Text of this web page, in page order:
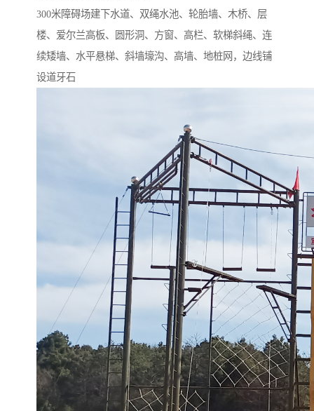
300米障碍场建下水道、双绳水池、轮胎墙、木桥、层
楼、爱尔兰高板、圆形洞、方窗、高栏、软梯斜绳、连
续矮墙、水平悬梯、斜墙壕沟、高墙、地桩网，边线铺
设道牙石